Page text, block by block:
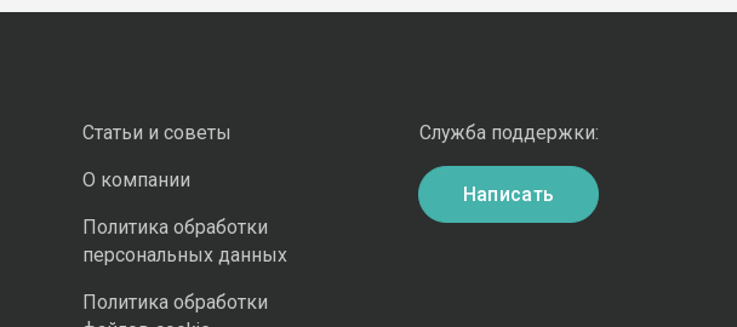
Статьи и советы
О компании
Политика обработки
персональных данных
Политика обработки
Служба поддержки:
Написать